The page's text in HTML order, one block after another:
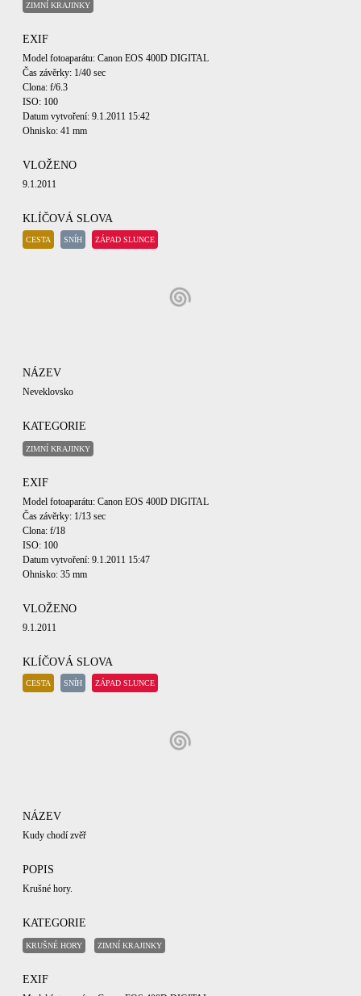
ZIMNÍ KRAJINKY
EXIF
Model fotoaparátu: Canon EOS 400D DIGITAL
Čas závěrky: 1/40 sec
Clona: f/6.3
ISO: 100
Datum vytvoření: 9.1.2011 15:42
Ohnisko: 41 mm
VLOŽENO
9.1.2011
KLÍČOVÁ SLOVA
CESTA SNÍH ZÁPAD SLUNCE
NÁZEV
Neveklovsko
KATEGORIE
ZIMNÍ KRAJINKY
EXIF
Model fotoaparátu: Canon EOS 400D DIGITAL
Čas závěrky: 1/13 sec
Clona: f/18
ISO: 100
Datum vytvoření: 9.1.2011 15:47
Ohnisko: 35 mm
VLOŽENO
9.1.2011
KLÍČOVÁ SLOVA
CESTA SNÍH ZÁPAD SLUNCE
NÁZEV
Kudy chodí zvěř
POPIS
Krušné hory.
KATEGORIE
KRUŠNÉ HORY ZIMNÍ KRAJINKY
EXIF